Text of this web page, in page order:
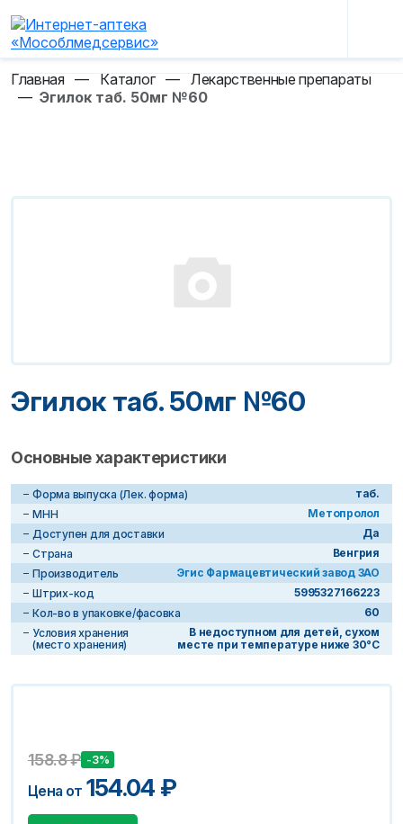
Главная — Каталог — Лекарственные препараты
— Эгилок таб. 50мг №60
Эгилок таб. 50мг №60
Основные характеристики
Форма выпуска (Лек. форма)
таб.
МНН
Метопролол
Доступен для доставки
Да
Страна
Венгрия
Производитель
Эгис Фармацевтический завод ЗАО
Штрих-код
5995327166223
Кол-во в упаковке/фасовка
60
Условия хранения
(место хранения)
В недоступном для детей, сухом
месте при температуре ниже 30°C
158.8₽ -3%
Цена от 154.04 ₽